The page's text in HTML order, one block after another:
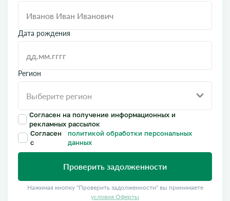
Дата рождения
Регион
Согласен на получение информационных и
рекламных рассылок
Согласен
с
политикой обработки персональных
данных
Проверить задолженности
Нажимая кнопку "Проверить задолженности" вы принимаете
условия Оферты